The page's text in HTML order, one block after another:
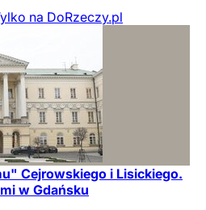
na DoRzeczy.pl
Cejrowskiego i Lisickiego.
w Gdańsku